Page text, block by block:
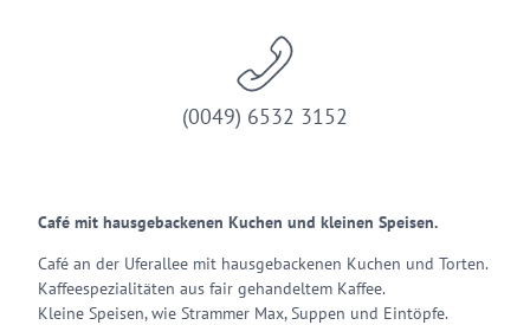
(0049) 6532 3152
Café mit hausgebackenen Kuchen und kleinen Speisen.
Café an der Uferallee mit hausgebackenen Kuchen und Torten.
Kaffeespezialitäten aus fair gehandeltem Kaffee.
Kleine Speisen, wie Strammer Max, Suppen und Eintöpfe.